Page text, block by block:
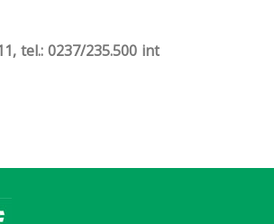
tel.: 0237/235.500 int